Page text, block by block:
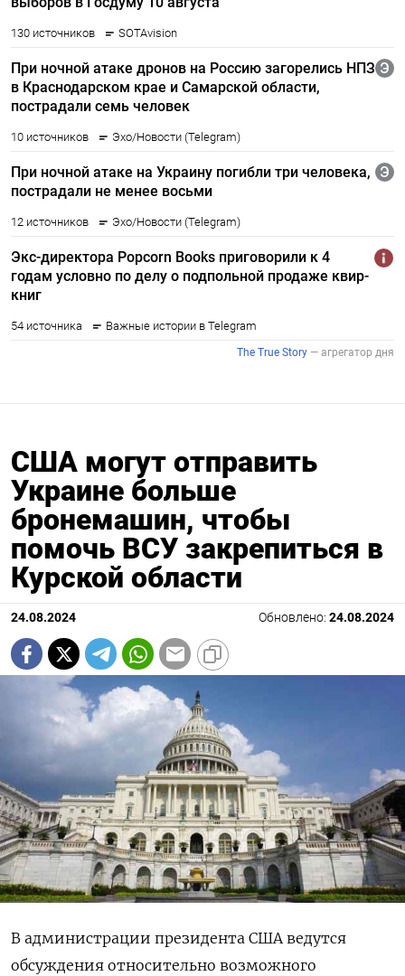
США могут отправить
Украине больше
бронемашин, чтобы
помочь ВСУ закрепиться в
Курской области
24.08.2024 Обновлено: 24.08.2024
В администрации президента США ведутся
обсуждения относительно возможного